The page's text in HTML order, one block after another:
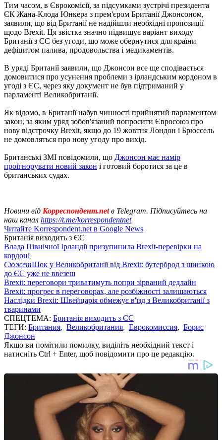
Тим часом, в Єврокомісії, за підсумками зустрічі президента
ЄК Жана-Клода Юнкера з прем'єром Британії Джонсоном,
заявили, що від Британії не надійшли необхідні пропозиції
щодо Brexit. Ця звістка значно підвищує варіант виходу
Британії з ЄС без угоди, що може обернутися для країни
дефіцитом палива, продовольства і медикаментів.
В уряді Британії заявили, що Джонсон все ще сподівається
домовитися про усунення проблеми з ірландським кордоном в
угоді з ЄС, через яку документ не був підтриманий у
парламенті Великобританії.
Як відомо, в Британії набув чинності прийнятий парламентом
закон, за яким уряд зобов'язаний попросити Євросоюз про
нову відстрочку Brexit, якщо до 19 жовтня Лондон і Брюссель
не домовляться про нову угоду про вихід.
Британські ЗМІ повідомили, що Джонсон має намір
проігнорувати новий закон і готовий боротися за це в
британських судах.
Новини від Корреспондент.netв Telegram. Підписуйтесь на
наш канал https://t.me/korrespondentnet
Читайте Korrespondent.net в Google News
Британія виходить з ЄС
Влада Північної Ірландії призупинила Brexit-перевірки на
кордоні
СюжетШок у Великобританії від Brexit: бутерброд з шинкою
до ЄС уже не ввезеш
Brexit: переговори триватимуть попри зірваний дедлайн
Brexit: прогрес в переговорах, але розбіжності залишаються
Наслідки Brexit: Швейцарія обмежує в'їзд з Великобританії з
тваринами
СПЕЦТЕМА: Британія виходить з ЄС
ТЕГИ: Британия, Великобритания, Еврокомиссия, Борис
Джонсон
Якщо ви помітили помилку, виділіть необхідний текст і
натисніть Ctrl + Enter, щоб повідомити про це редакцію.